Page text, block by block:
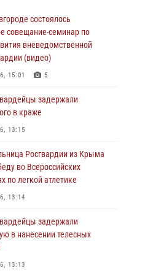
состоялось
совещание-семинар по
вневедомственной
(видео)
15:01 5
задержали
в краже
13:15
Росгвардии из Крыма
во Всероссийских
по легкой атлетике
13:14
задержали
в нанесении телесных
13:13